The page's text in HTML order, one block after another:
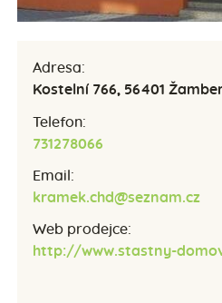
Adresa:
Kostelní 766, 56401
Telefon:
731278066
Email:
kramek.chd@seznam.cz
Web prodejce:
http://www.stastny-